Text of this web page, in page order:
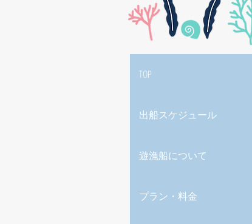
TOP
出船スケジュール
遊漁船について
プラン・料金